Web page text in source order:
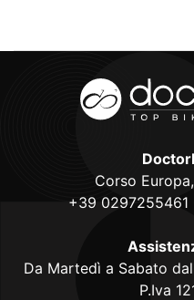
Corso
+39 0297255461
Da Martedì a Sabato
P.Iva